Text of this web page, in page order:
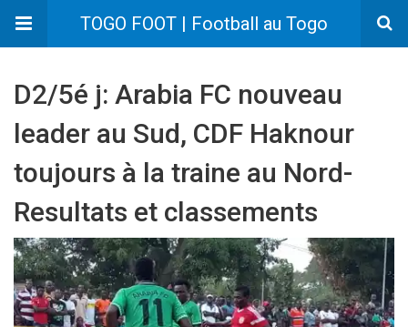
TOGO FOOT | Football au Togo
D2/5é j: Arabia FC nouveau
leader au Sud, CDF Haknour
toujours à la traine au Nord-
Resultats et classements